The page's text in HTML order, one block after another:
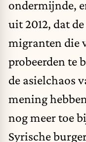
ondermijnde,
uit 2012, dat
migranten die
probeerden te
de asielchaos
mening
nog meer toe
Syrische